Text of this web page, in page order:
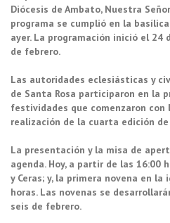
Diócesis de Ambato, Nuestra
programa se cumplió en la
ayer. La programación inició el 24
de febrero.
Las autoridades eclesiásticas y
de Santa Rosa participaron en la
festividades que comenzaron con
realización de la cuarta edición
La presentación y la misa de
agenda. Hoy, a partir de las 16:00
y Ceras; y, la primera novena en
horas. Las novenas se
seis de febrero.